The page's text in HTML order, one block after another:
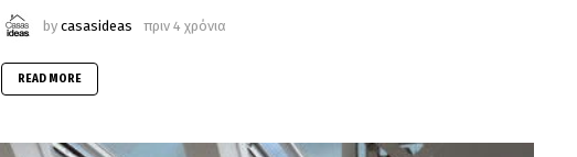
by casasideas πριν 4 χρόνια
READ MORE